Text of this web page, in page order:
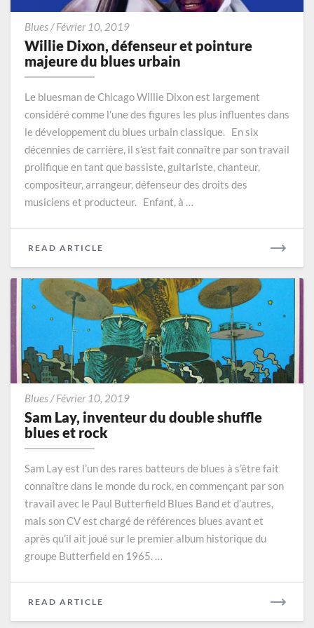
Blues /Février 10, 2019Willie
Dixon,
défenseur
majeure
du
blues
urbain
Willie Dixon, défenseur et pointure
majeure du blues urbain
Le bluesman de Chicago Willie Dixon est largement
considéré comme l’une des figures les plus influentes dans
le développement du blues urbain classique. En six
décennies de carrière, il s’est fait connaître par son travail
prolifique en tant que bassiste, guitariste, chanteur,
compositeur, arrangeur, défenseur des droits des
musiciens et producteur. Enfant, à …
READ ARTICLE
Blues/Février 10, 2019Sam
Lay,
shuffle
blues
et
rock
Sam Lay, inventeur du double shuffle
blues et rock
Sam Lay est l’un des rares batteurs de blues à s’être fait
connaître dans le monde du rock, en commençant par son
travail avec le Paul Butterfield Blues Band et d’autres,
mais son CV est chargé de références blues avant et
après qu’il ait joué sur le premier album historique du
groupe Butterfield en 1965. …
READ ARTICLE
MORE